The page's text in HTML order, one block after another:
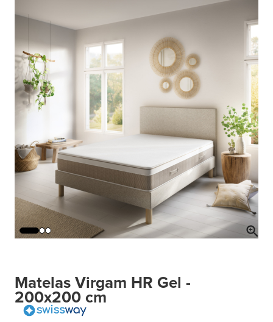
Matelas Virgam HR Gel -
200x200 cm